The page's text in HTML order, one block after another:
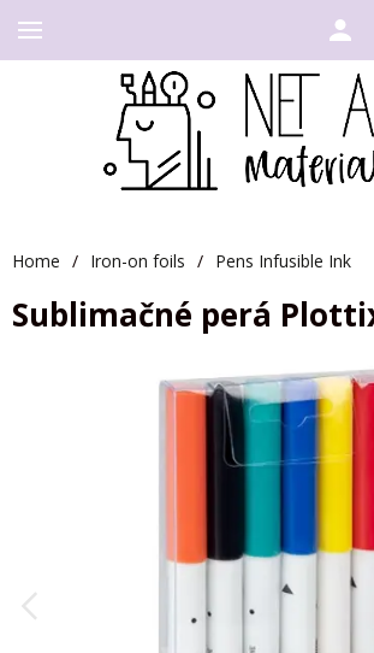
Home / Iron-on foils / Pens Infusible Ink
Sublimačné perá